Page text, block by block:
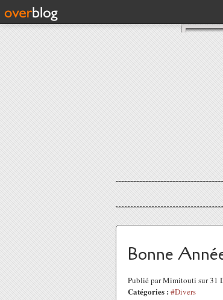
Bonne
Publié par Mimitouti sur 31
Catégories : #Divers